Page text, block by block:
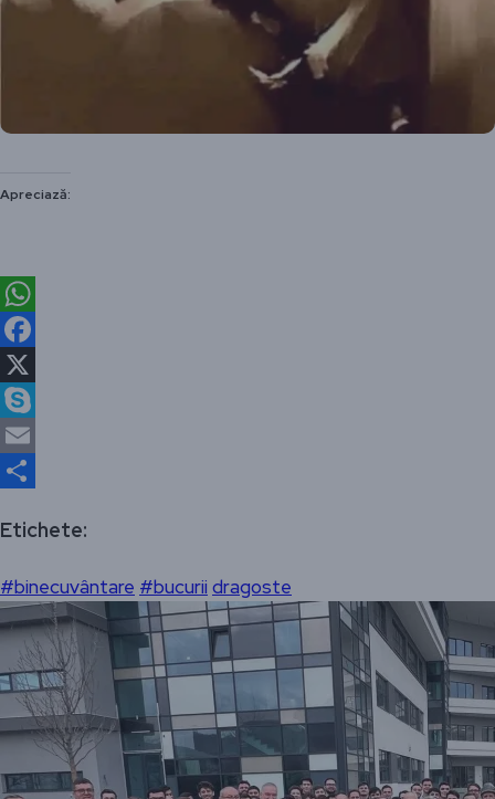
Apreciază:
WhatsApp
Facebook
X
Skype
Email
Etichete:
#binecuvântare #bucurii dragoste